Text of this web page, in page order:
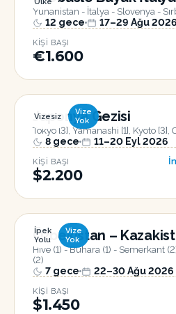
Yunanistan - İtalya - Slovenya -
12 gece 17–29 Ağu 2026
KIŞI BAŞI
€1.600
Vizesiz
Vize
Yok
Japonya Gezisi
Tokyo [3], Yamanashi [1], Kyoto [3],
8 gece 11–20 Eyl 2026
KIŞI BAŞI
$2.200
İpek
Yolu
Vize
Yok
Özbekistan –
Hive (1) - Buhara (1) - Semerkant
(2)
7 gece 22–30 Ağu 2026
KIŞI BAŞI
$1.450